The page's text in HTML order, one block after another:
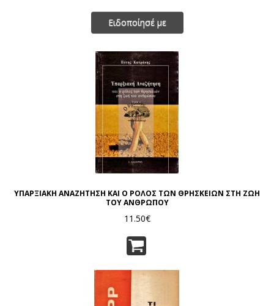
Ειδοποίησέ με
ΥΠΑΡΞΙΑΚΗ ΑΝΑΖΗΤΗΣΗ ΚΑΙ Ο ΡΟΛΟΣ ΤΩΝ ΘΡΗΣΚΕΙΩΝ ΣΤΗ ΖΩΗ
ΤΟΥ ΑΝΘΡΩΠΟΥ
11.50€